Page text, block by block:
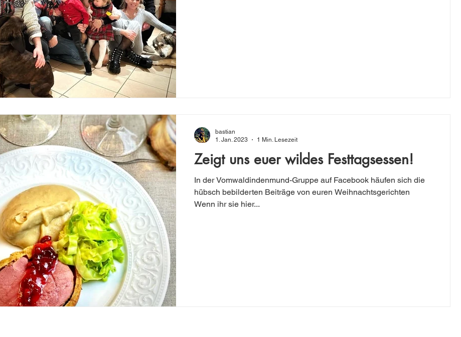
Zeigt uns euer wildes Festtagsessen!
In der Vomwaldindenmund-Gruppe auf Facebook häufen sich die
hübsch bebilderten Beiträge von euren Weihnachtsgerichten
Wenn ihr sie hier...
bastian
1. Jan. 2023
1 Min. Lesezeit